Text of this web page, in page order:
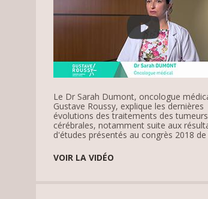
Le Dr Sarah Dumont, oncologue
Gustave Roussy, explique les dernières
évolutions des traitements des tumeurs
cérébrales, notamment suite aux
d'études présentés au congrès 2018 de
VOIR LA VIDÉO